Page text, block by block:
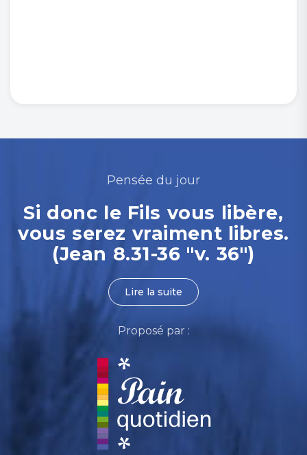
Pensée du jour
Si donc le Fils vous libère,
vous serez vraiment libres.
(Jean 8.31-36 "v. 36")
Lire la suite
Proposé par :